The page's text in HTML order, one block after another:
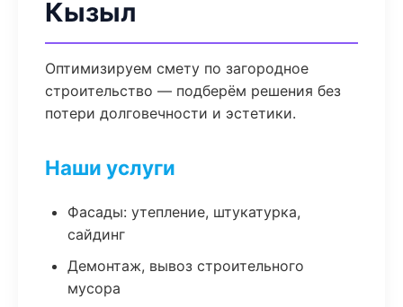
Кызыл
Оптимизируем смету по загородное
строительство — подберём решения без
потери долговечности и эстетики.
Наши услуги
Фасады: утепление, штукатурка,
сайдинг
Демонтаж, вывоз строительного
мусора